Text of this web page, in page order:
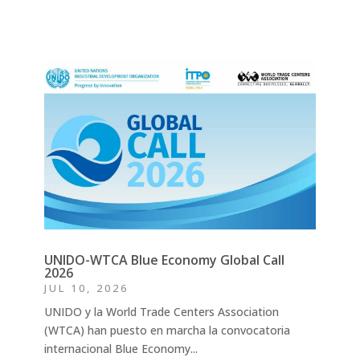
UNIDO-WTCA Blue Economy Global Call
2026
JUL 10, 2026
UNIDO y la World Trade Centers Association
(WTCA) han puesto en marcha la convocatoria
internacional Blue Economy...